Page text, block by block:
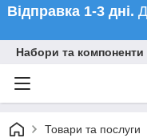
Відправка 1-3 дні.
Набори та компоненти
Товари та послуги